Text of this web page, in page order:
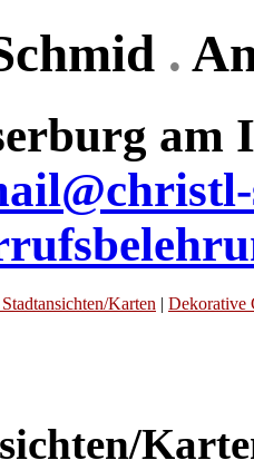
.
am
Karten | Dekorative